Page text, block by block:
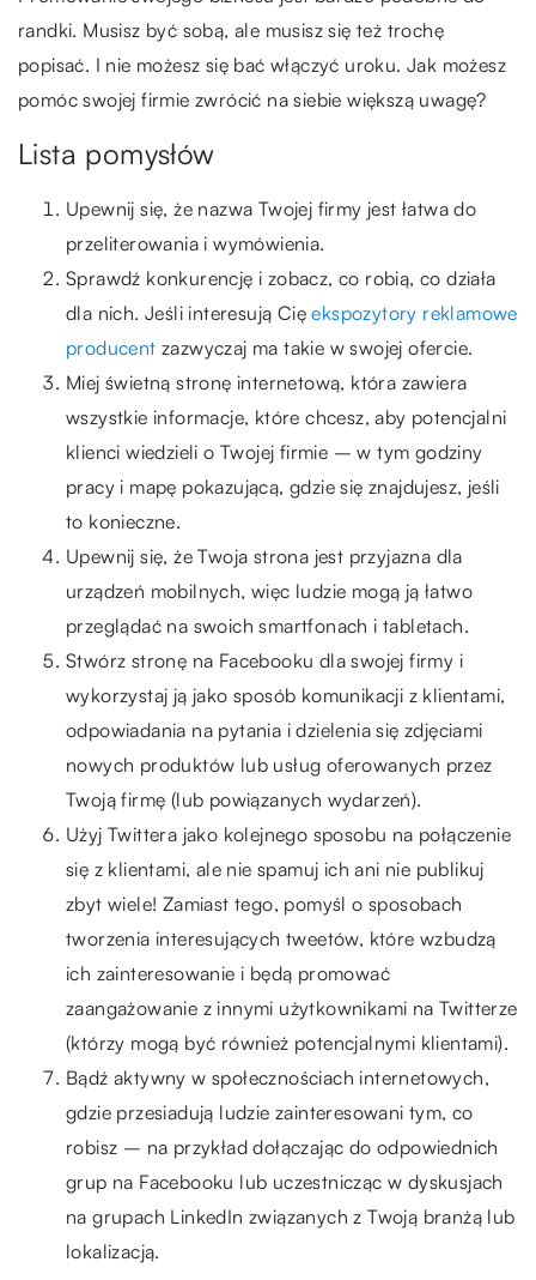
randki. Musisz być sobą, ale musisz się też trochę
popisać. I nie możesz się bać włączyć uroku. Jak możesz
pomóc swojej firmie zwrócić na siebie większą uwagę?
Lista pomysłów
Upewnij się, że nazwa Twojej firmy jest łatwa do
przeliterowania i wymówienia.
Sprawdź konkurencję i zobacz, co robią, co działa
dla nich. Jeśli interesują Cięekspozytory reklamowe
producent zazwyczaj ma takie w swojej ofercie.
Miej świetną stronę internetową, która zawiera
wszystkie informacje, które chcesz, aby potencjalni
klienci wiedzieli o Twojej firmie – w tym godziny
pracy i mapę pokazującą, gdzie się znajdujesz, jeśli
to konieczne.
Upewnij się, że Twoja strona jest przyjazna dla
urządzeń mobilnych, więc ludzie mogą ją łatwo
przeglądać na swoich smartfonach i tabletach.
Stwórz stronę na Facebooku dla swojej firmy i
wykorzystaj ją jako sposób komunikacji z klientami,
odpowiadania na pytania i dzielenia się zdjęciami
nowych produktów lub usług oferowanych przez
Twoją firmę (lub powiązanych wydarzeń).
Użyj Twittera jako kolejnego sposobu na połączenie
się z klientami, ale nie spamuj ich ani nie publikuj
zbyt wiele! Zamiast tego, pomyśl o sposobach
tworzenia interesujących tweetów, które wzbudzą
ich zainteresowanie i będą promować
zaangażowanie z innymi użytkownikami na Twitterze
(którzy mogą być również potencjalnymi klientami).
Bądź aktywny w społecznościach internetowych,
gdzie przesiadują ludzie zainteresowani tym, co
robisz – na przykład dołączając do odpowiednich
grup na Facebooku lub uczestnicząc w dyskusjach
na grupach LinkedIn związanych z Twoją branżą lub
lokalizacją.